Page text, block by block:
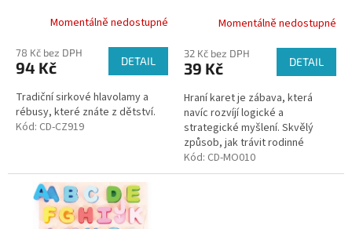
Momentálně nedostupné
78 Kč bez DPH
94 Kč DETAIL
Tradiční sirkové hlavolamy a
rébusy, které znáte z dětství.
Kód: CD-CZ919
Momentálně nedostupné
32 Kč bez DPH
39 Kč DETAIL
Hraní karet je zábava, která
navíc rozvíjí logické a
strategické myšlení. Skvělý
způsob, jak trávit rodinné
večery a setkání s přáteli.
Kód: CD-MO010